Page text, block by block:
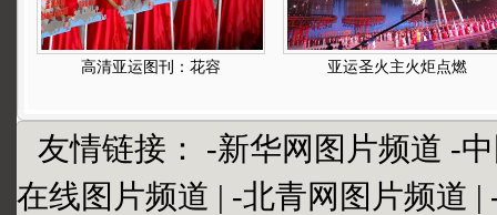
高清亚运图刊：花容 亚运圣火主火炬点燃
友情链接： -新华网图片频道 -
在线图片频道 | -北青网图片频道 |